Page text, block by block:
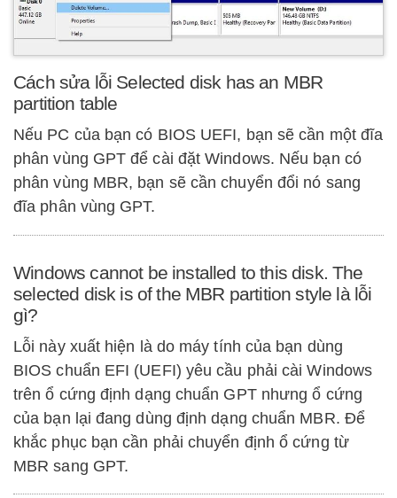
Cách sửa lỗi Selected disk has an MBR
partition table
Nếu PC của bạn có BIOS UEFI, bạn sẽ cần một đĩa
phân vùng GPT để cài đặt Windows. Nếu bạn có
phân vùng MBR, bạn sẽ cần chuyển đổi nó sang
đĩa phân vùng GPT.
Windows cannot be installed to this disk. The
selected disk is of the MBR partition style là lỗi
gì?
Lỗi này xuất hiện là do máy tính của bạn dùng
BIOS chuẩn EFI (UEFI) yêu cầu phải cài Windows
trên ổ cứng định dạng chuẩn GPT nhưng ổ cứng
của bạn lại đang dùng định dạng chuẩn MBR. Để
khắc phục bạn cần phải chuyển định ổ cứng từ
MBR sang GPT.